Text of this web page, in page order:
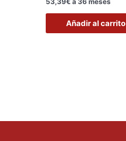
Añadir al carrito